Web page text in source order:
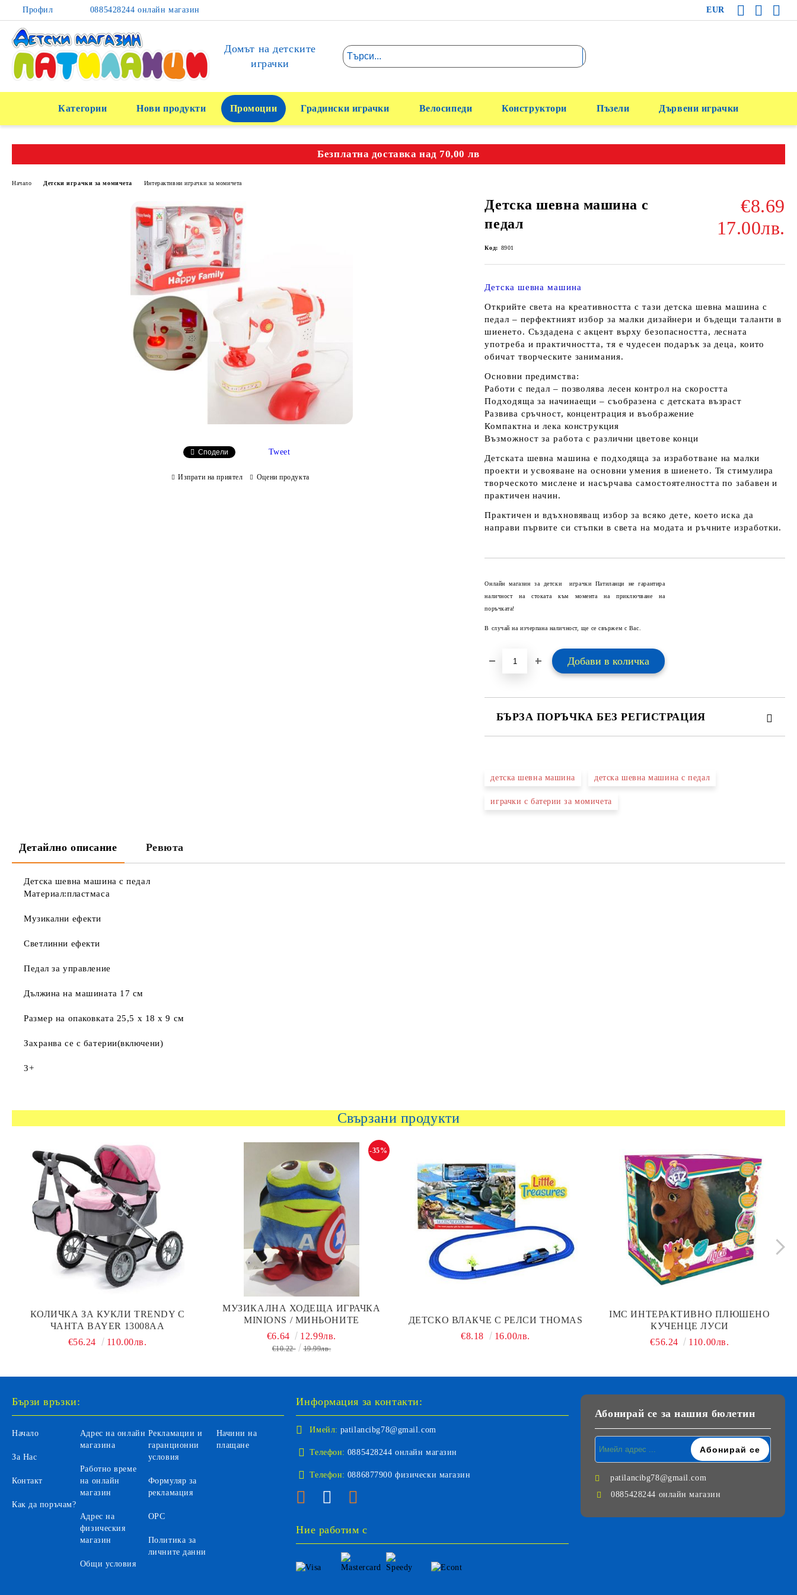
Профил 0885428244 онлайн магазин EUR
Домът на детските
играчки
Категории Нови продукти Промоции Градински играчки Велосипеди Конструктори Пъзели Дървени играчки
Безплатна доставка над 70,00 лв
Начало Детски играчки за момичета Интерактивни играчки за момичета
Детска шевна машина с
педал
€8.69
17.00лв.
Код: 8901
Детска шевна машина
Открийте света на креативността с тази детска шевна машина с
педал – перфектният избор за малки дизайнери и бъдещи таланти в
шиенето. Създадена с акцент върху безопасността, лесната
употреба и практичността, тя е чудесен подарък за деца, които
обичат творческите занимания.
Основни предимства:
Работи с педал – позволява лесен контрол на скоростта
Подходяща за начинаещи – съобразена с детската възраст
Развива сръчност, концентрация и въображение
Компактна и лека конструкция
Възможност за работа с различни цветове конци
Детската шевна машина е подходяща за изработване на малки
проекти и усвояване на основни умения в шиенето. Тя стимулира
творческото мислене и насърчава самостоятелността по забавен и
практичен начин.
Практичен и вдъхновяващ избор за всяко дете, което иска да
направи първите си стъпки в света на модата и ръчните изработки.
Онлайн магазин за детски играчки Патиланци не гарантира
наличност на стоката към момента на приключване на
поръчката!
В случай на изчерпана наличност, ще се свържем с Вас.
БЪРЗА ПОРЪЧКА БЕЗ РЕГИСТРАЦИЯ
Ние ще се свържем с вас в рамките на работния ден.
детска шевна машина детска шевна машина с педал
играчки с батерии за момичета
Сподели Tweet
Изпрати на приятел Оцени продукта
Детайлно описание Ревюта
Детска шевна машина с педал
Материал:пластмаса
Музикални ефекти
Светлинни ефекти
Педал за управление
Дължина на машината 17 см
Размер на опаковката 25,5 х 18 х 9 см
Захранва се с батерии(включени)
3+
Свързани продукти
КОЛИЧКА ЗА КУКЛИ TRENDY С
ЧАНТА BAYER 13008AA
€56.24
110.00лв.
МУЗИКАЛНА ХОДЕЩА ИГРАЧКА
MINIONS / МИНЬОНИТЕ
-35%
€6.64 12.99лв.
€10.22 19.99лв.
ДЕТСКО ВЛАКЧЕ С РЕЛСИ THOMAS
€8.18
16.00лв.
IMC ИНТЕРАКТИВНО ПЛЮШЕНО
КУЧЕНЦЕ ЛУСИ
€56.24
110.00лв.
Бързи връзки:
Начало
За Нас
Контакт
Как да поръчам?
Адрес на онлайн
магазина
Работно време
на онлайн
магазин
Адрес на
физическия
магазин
Общи условия
Рекламации и
гаранционни
условия
Формуляр за
рекламация
ОРС
Политика за
личните данни
Начини на
плащане
Информация за контакти:
Имейл: patilancibg78@gmail.com
Телефон: 0885428244 онлайн магазин
Телефон: 0886877900 физически магазин
Ние работим с
Абонирай се за нашия бюлетин
patilancibg78@gmail.com
0885428244 онлайн магазин